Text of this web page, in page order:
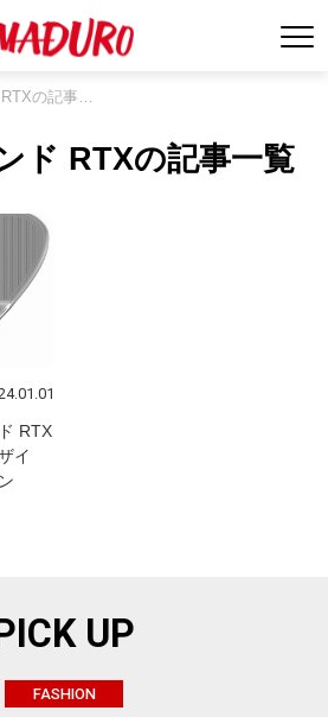
の記事…
ド RTXの記事一覧
RTX
イ
UP
FASHION